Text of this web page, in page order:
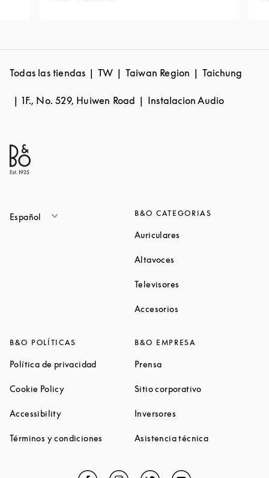
Todas las tiendas TW Taiwan Region Taichung
1F., No. 529, Huiwen Road Instalacion Audio
Español B&O CATEGORIAS
Auriculares
Altavoces
Televisores
Accesorios
B&O POLÍTICAS
Política de privacidadLink Opens in New Tab
Cookie PolicyLink Opens in New Tab
AccessibilityLink Opens in New Tab
Términos y condiciones Link Opens in New Tab
B&O EMPRESA
PrensaLink Opens in New Tab
Sitio corporativoLink Opens in
Inversores
Asistencia técnicaLink Opens in